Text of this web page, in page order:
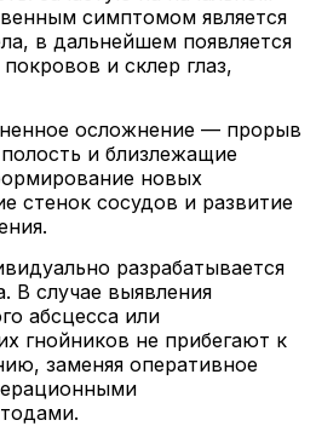
симптомом является
в дальнейшем появляется
и склер глаз,
осложнение — прорыв
и близлежащие
новых
стенок сосудов и развитие
разрабатывается
В случае выявления
абсцесса или
гнойников не прибегают к
заменяя оперативное